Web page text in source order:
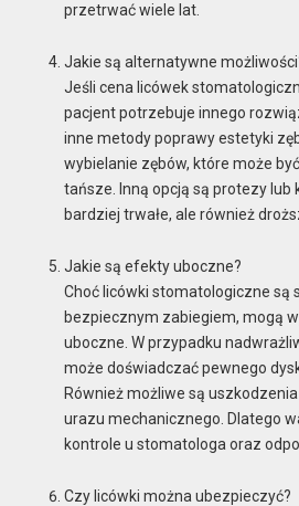
przetrwać wiele lat.
Jakie są alternatywne
Jeśli cena licówek
pacjent potrzebuje innego
inne metody poprawy estetyki
wybielanie zębów, które może
tańsze. Inną opcją są protezy lub
bardziej trwałe, ale również
Jakie są efekty uboczne?
Choć licówki stomatologiczne są
bezpiecznym zabiegiem, mogą
uboczne. W przypadku
może doświadczać pewnego
Również możliwe są
urazu mechanicznego. Dlatego
kontrole u stomatologa oraz
Czy licówki można ubezpieczyć?